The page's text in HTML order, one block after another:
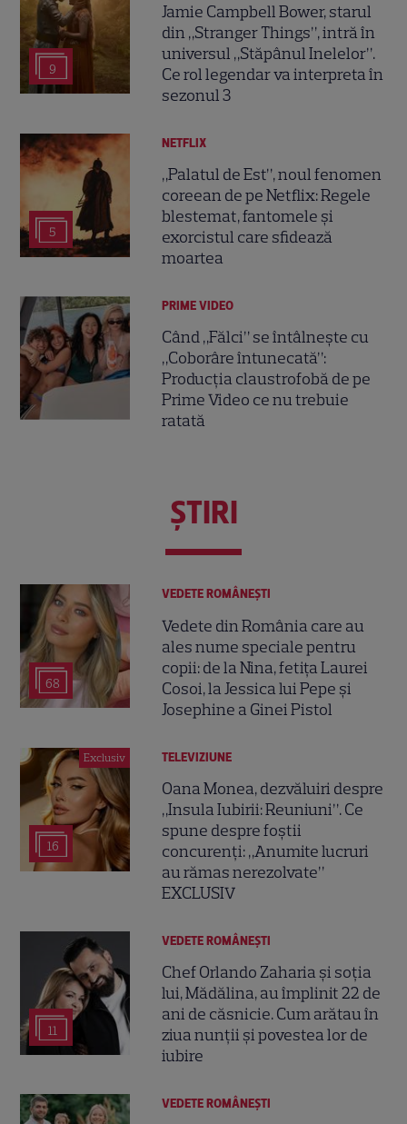
9
Jamie Campbell Bower, starul
din „Stranger Things”, intră în
universul „Stăpânul Inelelor”.
Ce rol legendar va interpreta în
sezonul 3
5
NETFLIX
„Palatul de Est”, noul fenomen
coreean de pe Netflix: Regele
blestemat, fantomele și
exorcistul care sfidează
moartea
PRIME VIDEO
Când „Fălci” se întâlnește cu
„Coborâre întunecată”:
Producția claustrofobă de pe
Prime Video ce nu trebuie
ratată
ŞTIRI
68
VEDETE ROMÂNEŞTI
Vedete din România care au
ales nume speciale pentru
copii: de la Nina, fetița Laurei
Cosoi, la Jessica lui Pepe și
Josephine a Ginei Pistol
Exclusiv
16
TELEVIZIUNE
Oana Monea, dezvăluiri despre
„Insula Iubirii: Reuniuni”. Ce
spune despre foștii
concurenți: „Anumite lucruri
au rămas nerezolvate”
EXCLUSIV
11
VEDETE ROMÂNEŞTI
Chef Orlando Zaharia și soția
lui, Mădălina, au împlinit 22 de
ani de căsnicie. Cum arătau în
ziua nunții și povestea lor de
iubire
VEDETE ROMÂNEŞTI